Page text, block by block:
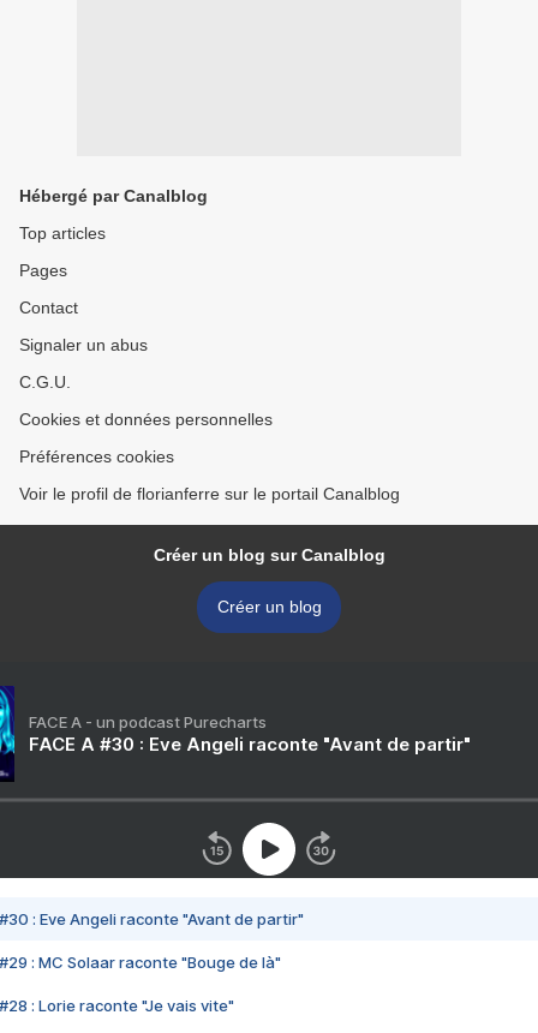
Hébergé par Canalblog
Top articles
Pages
Contact
Signaler un abus
C.G.U.
Cookies et données personnelles
Préférences cookies
Voir le profil de florianferre sur le portail Canalblog
Créer un blog sur Canalblog
Créer un blog
FACE A - un podcast Purecharts
FACE A #30 : Eve Angeli raconte "Avant de partir"
#30 : Eve Angeli raconte "Avant de partir"
#29 : MC Solaar raconte "Bouge de là"
#28 : Lorie raconte "Je vais vite"